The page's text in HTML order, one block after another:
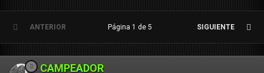
ANTERIOR SIGUIENTE
Página 1 de 5
CAMPEADOR